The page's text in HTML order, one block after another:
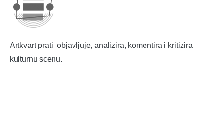
Artkvart prati, objavljuje, analizira, komentira i kritizira
kulturnu scenu.